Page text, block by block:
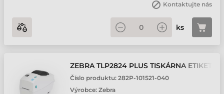
Kontaktujte nás
ks
ZEBRA TLP2824 PLUS TISKÁRNA ETIKET
Číslo produktu: 282P-101521-040
Výrobce: Zebra